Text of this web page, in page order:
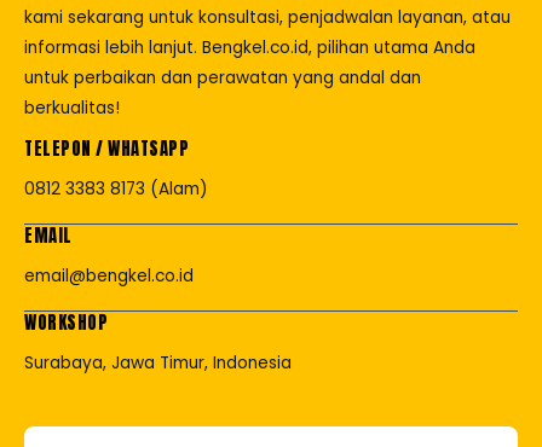
kami sekarang untuk konsultasi, penjadwalan layanan, atau
informasi lebih lanjut. Bengkel.co.id, pilihan utama Anda
untuk perbaikan dan perawatan yang andal dan
berkualitas!
TELEPON / WHATSAPP
0812 3383 8173 (Alam)
EMAIL
email@bengkel.co.id
WORKSHOP
Surabaya, Jawa Timur, Indonesia